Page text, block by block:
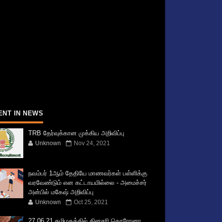
IN NEWS
TRB தேர்வுக்கான முக்கிய அறிவிப்பு
Unknown Nov 24, 2021
நவம்பர் 1ஆம் தேதியே மாணவர்கள் பள்ளிக்கு
வரவேண்டும் என கட்டாயமில்லை - அமைச்சர்
அன்பில் மகேஷ் அறிவிப்பு
Unknown Oct 25, 2021